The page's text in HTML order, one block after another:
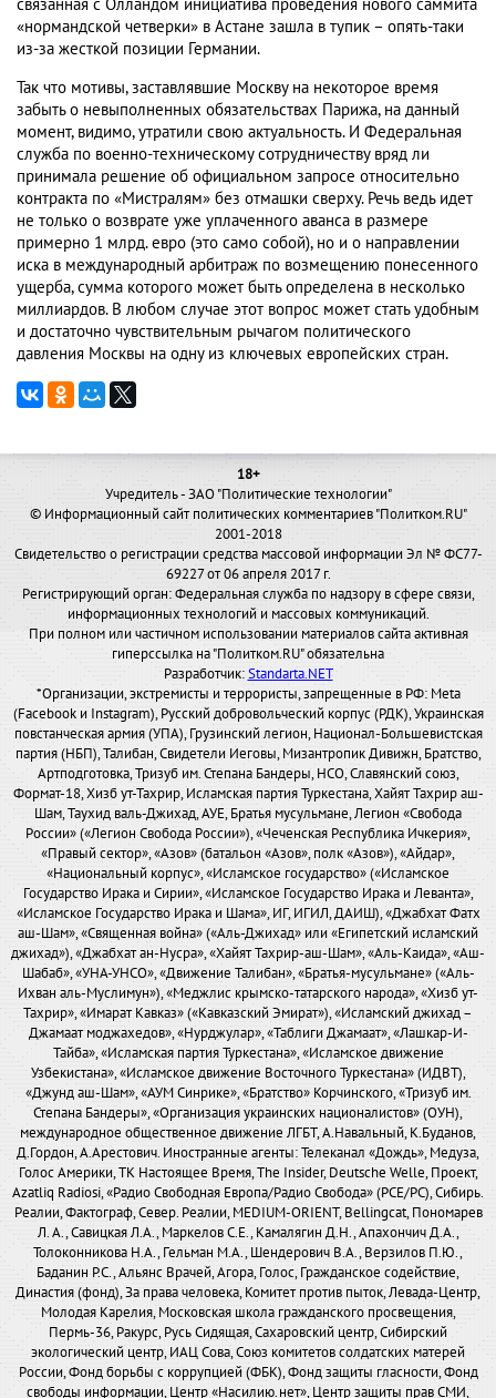
связанная с Олландом инициатива проведения нового саммита
«нормандской четверки» в Астане зашла в тупик – опять-таки
из-за жесткой позиции Германии.
Так что мотивы, заставлявшие Москву на некоторое время
забыть о невыполненных обязательствах Парижа, на данный
момент, видимо, утратили свою актуальность. И Федеральная
служба по военно-техническому сотрудничеству вряд ли
принимала решение об официальном запросе относительно
контракта по «Мистралям» без отмашки сверху. Речь ведь идет
не только о возврате уже уплаченного аванса в размере
примерно 1 млрд. евро (это само собой), но и о направлении
иска в международный арбитраж по возмещению понесенного
ущерба, сумма которого может быть определена в несколько
миллиардов. В любом случае этот вопрос может стать удобным
и достаточно чувствительным рычагом политического
давления Москвы на одну из ключевых европейских стран.
18+
Учредитель - ЗАО "Политические технологии"
© Информационный сайт политических комментариев "Политком.RU"
2001-2018
Свидетельство о регистрации средства массовой информации Эл № ФС77-
69227 от 06 апреля 2017 г.
Регистрирующий орган: Федеральная служба по надзору в сфере связи,
информационных технологий и массовых коммуникаций.
При полном или частичном использовании материалов сайта активная
гиперссылка на "Политком.RU" обязательна
Разработчик:Standarta.NET
*Организации, экстремисты и террористы, запрещенные в РФ: Meta
(Facebook и Instagram), Русский добровольческий корпус (РДК), Украинская
повстанческая армия (УПА), Грузинский легион, Национал-Большевистская
партия (НБП), Талибан, Свидетели Иеговы, Мизантропик Дивижн, Братство,
Артподготовка, Тризуб им. Степана Бандеры, НСО, Славянский союз,
Формат-18, Хизб ут-Тахрир, Исламская партия Туркестана, Хайят Тахрир аш-
Шам, Таухид валь-Джихад, АУЕ, Братья мусульмане, Легион «Свобода
России» («Легион Свобода России»), «Чеченская Республика Ичкерия»,
«Правый сектор», «Азов» (батальон «Азов», полк «Азов»), «Айдар»,
«Национальный корпус», «Исламское государство» («Исламское
Государство Ирака и Сирии», «Исламское Государство Ирака и Леванта»,
«Исламское Государство Ирака и Шама», ИГ, ИГИЛ, ДАИШ), «Джабхат Фатх
аш-Шам», «Священная война» («Аль-Джихад» или «Египетский исламский
джихад»), «Джабхат ан-Нусра», «Хайят Тахрир-аш-Шам», «Аль-Каида», «Аш-
Шабаб», «УНА-УНСО», «Движение Талибан», «Братья-мусульмане» («Аль-
Ихван аль-Муслимун»), «Меджлис крымско-татарского народа», «Хизб ут-
Тахрир», «Имарат Кавказ» («Кавказский Эмират»), «Исламский джихад –
Джамаат моджахедов», «Нурджулар», «Таблиги Джамаат», «Лашкар-И-
Тайба», «Исламская партия Туркестана», «Исламское движение
Узбекистана», «Исламское движение Восточного Туркестана» (ИДВТ),
«Джунд аш-Шам», «АУМ Синрике», «Братство» Корчинского, «Тризуб им.
Степана Бандеры», «Организация украинских националистов» (ОУН),
международное общественное движение ЛГБТ, А.Навальный, К.Буданов,
Д.Гордон, А.Арестович. Иностранные агенты: Телеканал «Дождь», Медуза,
Голос Америки, ТК Настоящее Время, The Insider, Deutsche Welle, Проект,
Azatliq Radiosi, «Радио Свободная Европа/Радио Свобода» (PCE/PC), Сибирь.
Реалии, Фактограф, Север. Реалии, MEDIUM-ORIENT, Bellingcat, Пономарев
Л. А., Савицкая Л.А., Маркелов С.Е., Камалягин Д.Н., Апахончич Д.А.,
Толоконникова Н.А., Гельман М.А., Шендерович В.А., Верзилов П.Ю.,
Баданин Р.С., Альянс Врачей, Агора, Голос, Гражданское содействие,
Династия (фонд), За права человека, Комитет против пыток, Левада-Центр,
Молодая Карелия, Московская школа гражданского просвещения,
Пермь-36, Ракурс, Русь Сидящая, Сахаровский центр, Сибирский
экологический центр, ИАЦ Сова, Союз комитетов солдатских матерей
России, Фонд борьбы с коррупцией (ФБК), Фонд защиты гласности, Фонд
свободы информации, Центр «Насилию.нет», Центр защиты прав СМИ,